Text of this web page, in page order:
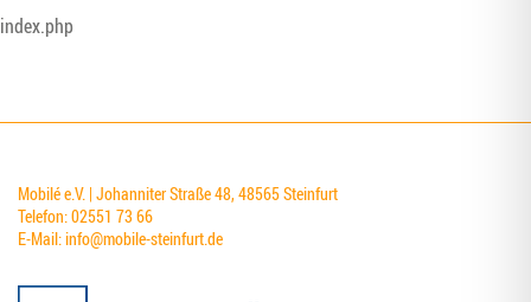
index.php
Mobilé e.V. | Johanniter Straße 48, 48565 Steinfurt
Telefon: 02551 73 66
E-Mail:info@mobile-steinfurt.de